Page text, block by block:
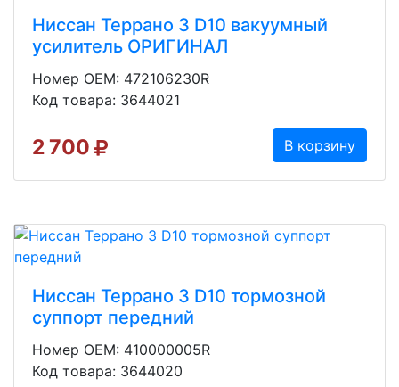
Ниссан Террано 3 D10 вакуумный
усилитель ОРИГИНАЛ
Номер OEM: 472106230R
Код товара: 3644021
2 700 В корзину
Ниссан Террано 3 D10 тормозной
суппорт передний
Номер OEM: 410000005R
Код товара: 3644020